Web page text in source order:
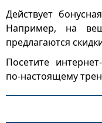
Действует
Например, на
предлагаются
Посетите
по-настоящему